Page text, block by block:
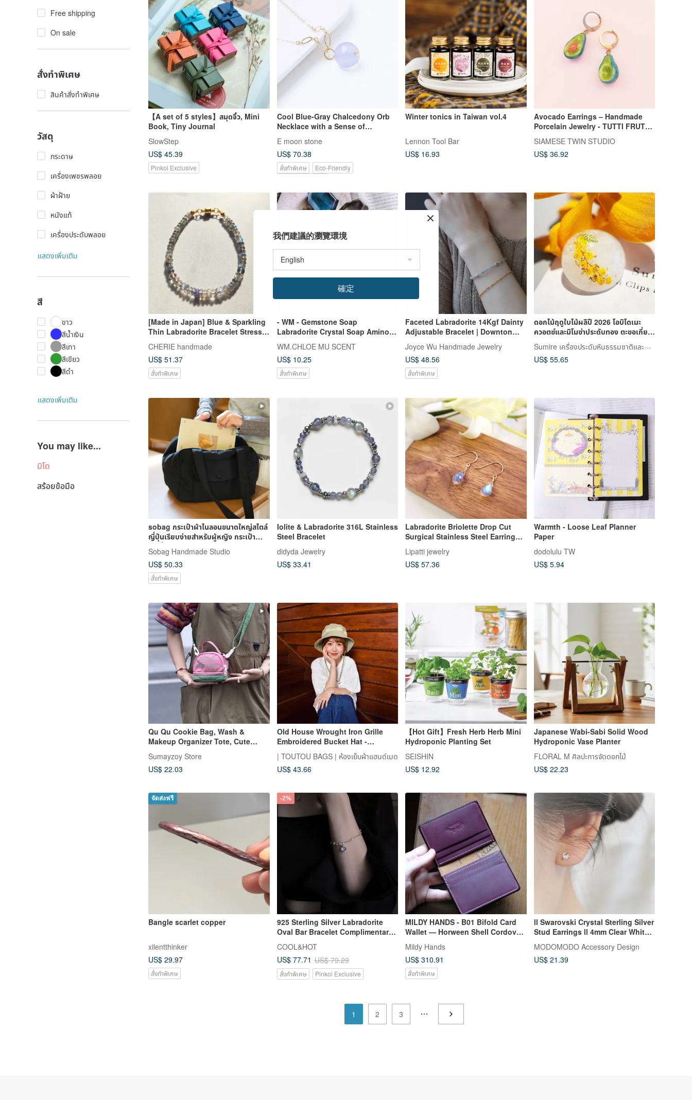
Free shipping
On sale
สั่งทำพิเศษ
สินค้าสั่งทำพิเศษ
วัสดุ
กระดาษ
เครื่องเพชรพลอย
ผ้าฝ้าย
หนังแท้
เครื่องประดับพลอย
แสดงเพิ่มเติม
สี
ขาว
สีน้ำเงิน
สีเทา
สีเขียว
สีดำ
แสดงเพิ่มเติม
You may like...
มิโด
สร้อยข้อมือ
【A set of 5 styles】สมุดจิ๋ว, Mini
Book, Tiny Journal
SlowStep
US$ 45.39
Pinkoi Exclusive
Cool Blue-Gray Chalcedony Orb
Necklace with a Sense of
Substance, 14K Gold-Filled
E moon stone
US$ 70.38
สั่งทำพิเศษ
Eco-Friendly
Winter tonics in Taiwan vol.4
Lennon Tool Bar
US$ 16.93
Avocado Earrings – Handmade
Porcelain Jewelry - TUTTI FRUTTI
Collection
SIAMESE TWIN STUDIO
US$ 36.92
[Made in Japan] Blue & Sparkling
Thin Labradorite Bracelet Stress-
Effortless Wear
CHERIE handmade
US$ 51.37
สั่งทำพิเศษ
- WM - Gemstone Soap
Labradorite Crystal Soap Amino
WM.CHLOE MU SCENT
US$ 10.25
สั่งทำพิเศษ
Faceted Labradorite 14Kgf Dainty
Adjustable Bracelet | Downton
Joyce Wu Handmade Jewelry
US$ 48.56
สั่งทำพิเศษ
ดอกไม้ฤดูใบไม้ผลิปี 2026 โอบิโดเมะ
ควอตซ์และมิโมซ่าประดับทอง ตะขอเกี่ยว
Sumire เครื่องประดับหินธรรมชาติและดอกไม้
US$ 55.65
sobag กระเป๋าผ้าไนลอนขนาดใหญ่สไตล์
ญี่ปุ่นเรียบง่ายสำหรับผู้หญิง กระเป๋า
โบว์ลิ่ง
Sobag Handmade Studio
US$ 50.33
สั่งทำพิเศษ
Iolite & Labradorite 316L Stainless
Steel Bracelet
didyda Jewelry
US$ 33.41
Labradorite Briolette Drop Cut
Surgical Stainless Steel Earrings
Alessia
Lipatti jewelry
US$ 57.36
Warmth - Loose Leaf Planner
Paper
dodolulu TW
US$ 5.94
Qu Qu Cookie Bag, Wash &
Makeup Organizer Tote, Cute
Shoulder Crossbody Bag, Peach
Matcha, Small Size
Sumayzoy Store
US$ 22.03
Old House Wrought Iron Grille
Embroidered Bucket Hat -
Avocado Green
| TOUTOU BAGS | ห้องเย็บผ้าแฮนด์เมด
US$ 43.66
【Hot Gift】Fresh Herb Herb Mini
Hydroponic Planting Set
SEISHIN
US$ 12.92
Japanese Wabi-Sabi Solid Wood
Hydroponic Vase Planter
FLORAL M ศิลปะการจัดดอกไม้
US$ 22.23
จัดส่งฟรี
Bangle scarlet copper
xilentthinker
US$ 29.97
สั่งทำพิเศษ
-2%
925 Sterling Silver Labradorite
Oval Bar Bracelet Complimentary
COOL&HOT
US$ 77.71 US$ 79.29
สั่งทำพิเศษ Pinkoi Exclusive
MILDY HANDS - B01 Bifold Card
Wallet — Horween Shell Cordovan
Mildy Hands
US$ 310.91
สั่งทำพิเศษ
ll Swarovski Crystal Sterling Silver
Stud Earrings ll 4mm Clear White
00029
MODOMODO Accessory Design
US$ 21.39
1 2 3
我們建議的瀏覽環境
確定